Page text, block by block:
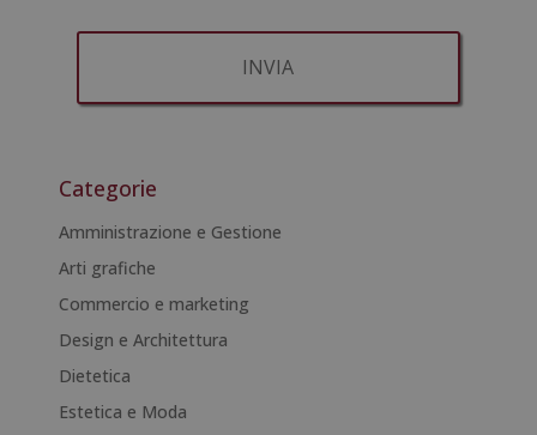
Per ulteriori informazioni, consulti la nostra Politica sulla privacy.
e
r
n
t
i
:
Categorie
Amministrazione e Gestione
Arti grafiche
Commercio e marketing
Design e Architettura
Dietetica
Estetica e Moda